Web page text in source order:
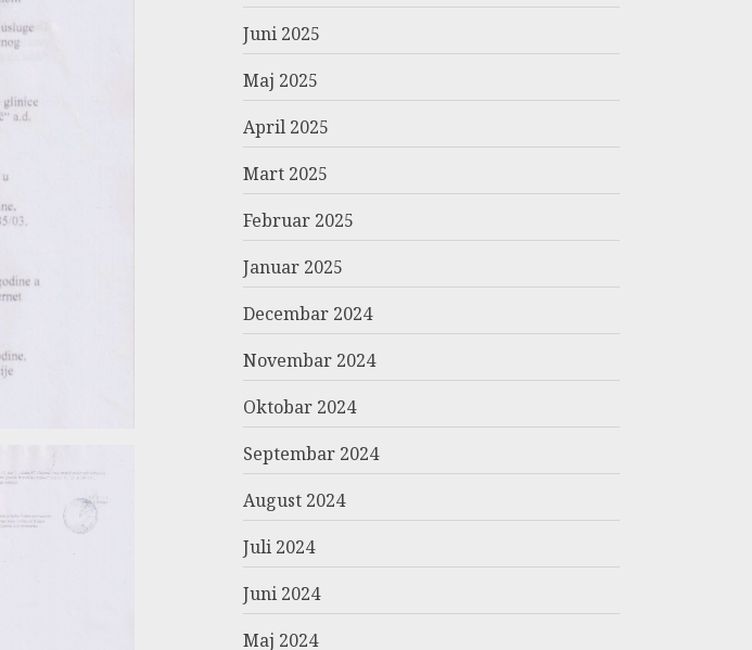
Juni 2025
Maj 2025
April 2025
Mart 2025
Februar 2025
Januar 2025
Decembar 2024
Novembar 2024
Oktobar 2024
Septembar 2024
August 2024
Juli 2024
Juni 2024
Maj 2024